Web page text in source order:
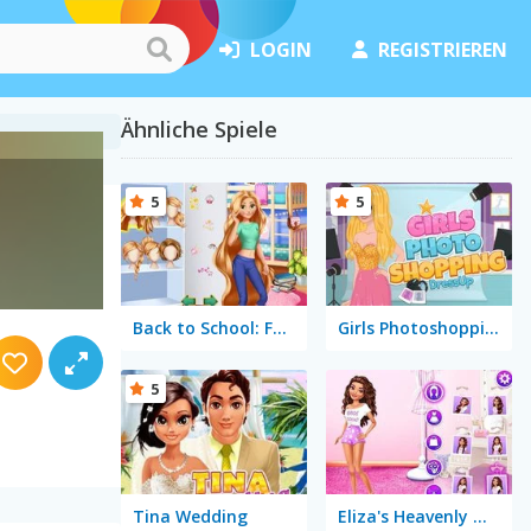
LOGIN REGISTRIEREN
Ähnliche Spiele
Back to School: Fashionistas
5
Girls Photoshopping Dressup
5
Tina Wedding
5
Eliza's Heavenly Wedding